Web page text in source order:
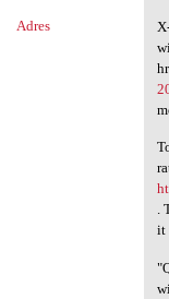
Adres
.
it